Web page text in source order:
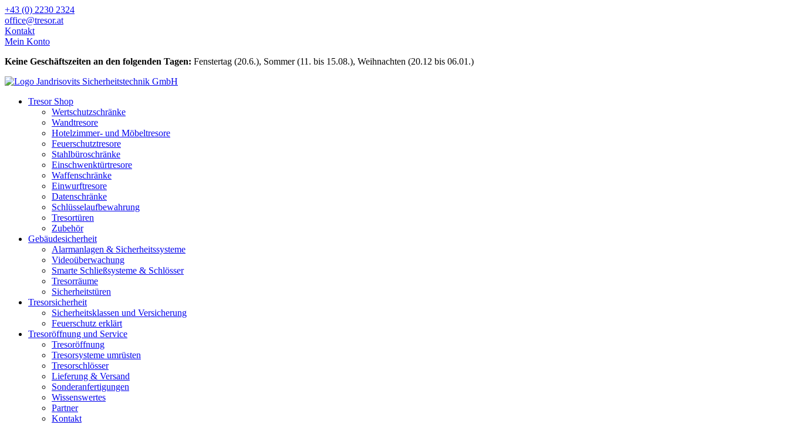
Zum
Inhalt
wechseln
+43 (0) 2230 2324
office@tresor.at
Kontakt
Mein Konto
Keine Geschäftszeiten an den folgenden Tagen: Fenstertag (20.6.), Sommer (11. bis 15.08.), Weihnachten (20.12 bis 06.01.)
Tresor Shop
Wertschutzschränke
Wandtresore
Hotelzimmer- und Möbeltresore
Feuerschutztresore
Stahlbüroschränke
Einschwenktürtresore
Waffenschränke
Einwurftresore
Datenschränke
Schlüsselaufbewahrung
Tresortüren
Zubehör
Gebäudesicherheit
Alarmanlagen & Sicherheitssysteme
Videoüberwachung
Smarte Schließsysteme & Schlösser
Tresorräume
Sicherheitstüren
Tresorsicherheit
Sicherheitsklassen und Versicherung
Feuerschutz erklärt
Tresoröffnung und Service
Tresoröffnung
Tresorsysteme umrüsten
Tresorschlösser
Lieferung & Versand
Sonderanfertigungen
Wissenswertes
Partner
Kontakt